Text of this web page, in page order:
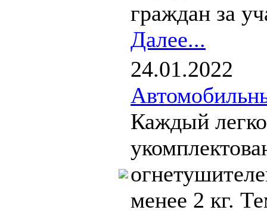
граждан за
Далее...
24.01.2022
Каждый
менее 2 кг.